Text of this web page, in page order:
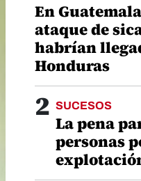
En
ataque de
habrían
Honduras
2 SUCESOS
La pena
personas